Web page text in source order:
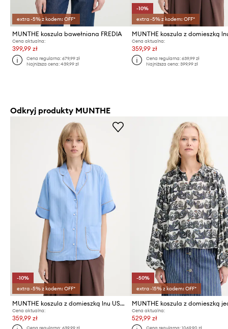
extra -5% z kodem: OFF*
MUNTHE koszula bawełniana FREDIA
Cena aktualna:
399,99 zł
Cena regularna:679,99 zł
Najniższa cena:439,99 zł
-10%
extra -5% z kodem: OFF*
Cena aktualna:
359,99 zł
Cena regularna: 639,99 zł
Najniższa cena: 399,99 zł
Odkryj produkty MUNTHE
-10%
extra -5% z kodem: OFF*
MUNTHE koszula z domieszką lnu USHI
Cena aktualna:
359,99 zł
Cena regularna:639,99 zł
-50%
extra -15% z kodem: OFF*
Cena aktualna:
529,99 zł
Cena regularna: 1069,90 zł